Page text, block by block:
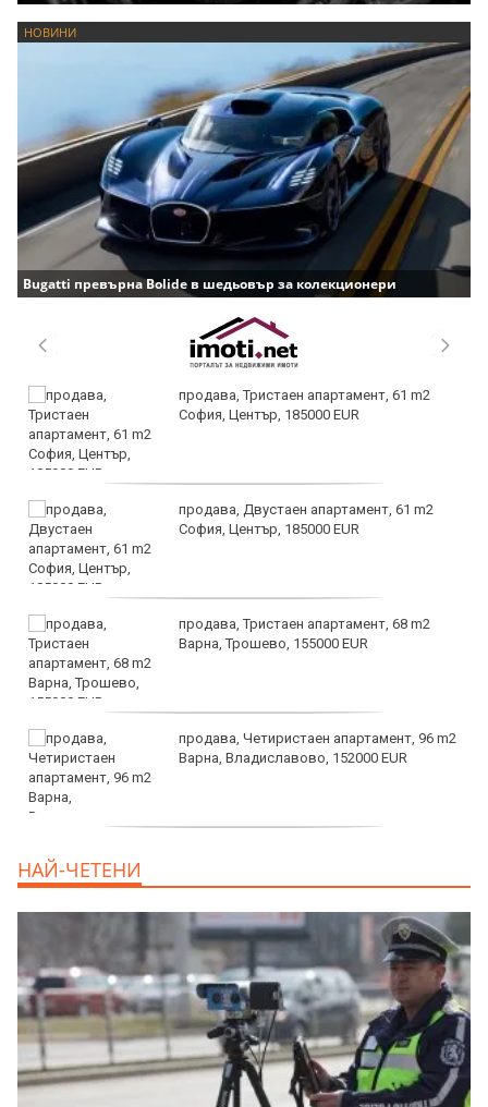
НОВИНИ
Bugatti превърна Bolide в шедьовър за колекционери
продава, Тристаен апартамент, 61 m2
София, Център, 185000 EUR
продава, Двустаен апартамент, 61 m2
София, Център, 185000 EUR
продава, Тристаен апартамент, 68 m2
Варна, Трошево, 155000 EUR
продава, Четиристаен апартамент, 96 m2
Варна, Владиславово, 152000 EUR
НАЙ-ЧЕТЕНИ